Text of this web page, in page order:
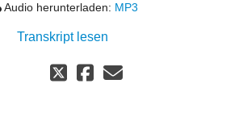
Audio herunterladen: MP3
Transkript lesen